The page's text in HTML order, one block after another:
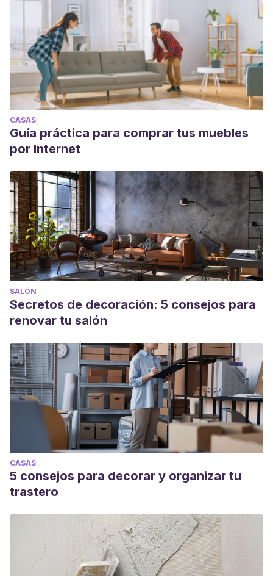
CASAS
Guía práctica para comprar tus muebles
por Internet
SALÓN
Secretos de decoración: 5 consejos para
renovar tu salón
CASAS
5 consejos para decorar y organizar tu
trastero